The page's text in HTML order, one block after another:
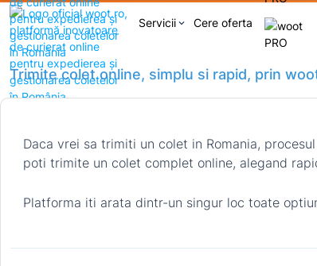
Servicii keyboard_arrow_down Cere oferta
Trimite colet online, simplu si rapid, prin
Daca vrei sa trimiti un colet in Romania,
poti trimite un colet complet online, alegand
Platforma iti arata dintr-un singur loc toate